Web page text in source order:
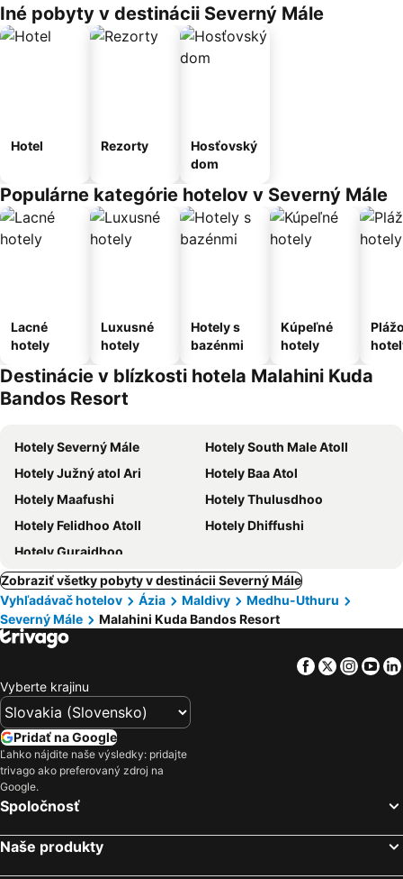
Iné pobyty v destinácii Severný Mále
Hotel Rezorty
Hosťovský
dom
Populárne kategórie hotelov v Severný Mále
Lacné
hotely
Luxusné
hotely
Hotely s
bazénmi
Kúpeľné
hotely
Destinácie v blízkosti hotela Malahini Kuda
Bandos Resort
Hotely Severný Mále
Hotely South Male Atoll
Hotely Južný atol Ari
Hotely Baa Atol
Hotely Maafushi
Hotely Thulusdhoo
Hotely Felidhoo Atoll
Hotely Dhiffushi
Hotely Guraidhoo
Zobraziť všetky pobyty v destinácii Severný Mále
Vyhľadávač hotelov
Ázia Maldivy
Medhu-Uthuru
Severný Mále
Malahini Kuda Bandos Resort
Facebook
Twitter
Vyberte krajinu
Pridať na Google
Ľahko nájdite naše výsledky: pridajte
trivago ako preferovaný zdroj na
Google.
Spoločnosť
Naše produkty